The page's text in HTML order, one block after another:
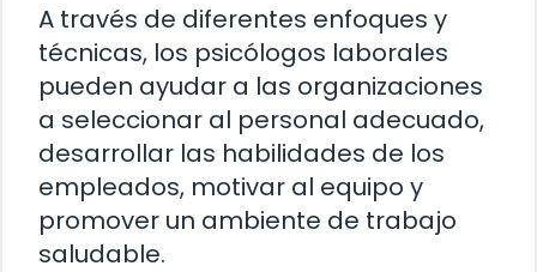
A través de diferentes enfoques y
técnicas, los psicólogos laborales
pueden ayudar a las organizaciones
a seleccionar al personal adecuado,
desarrollar las habilidades de los
empleados, motivar al equipo y
promover un ambiente de trabajo
saludable.